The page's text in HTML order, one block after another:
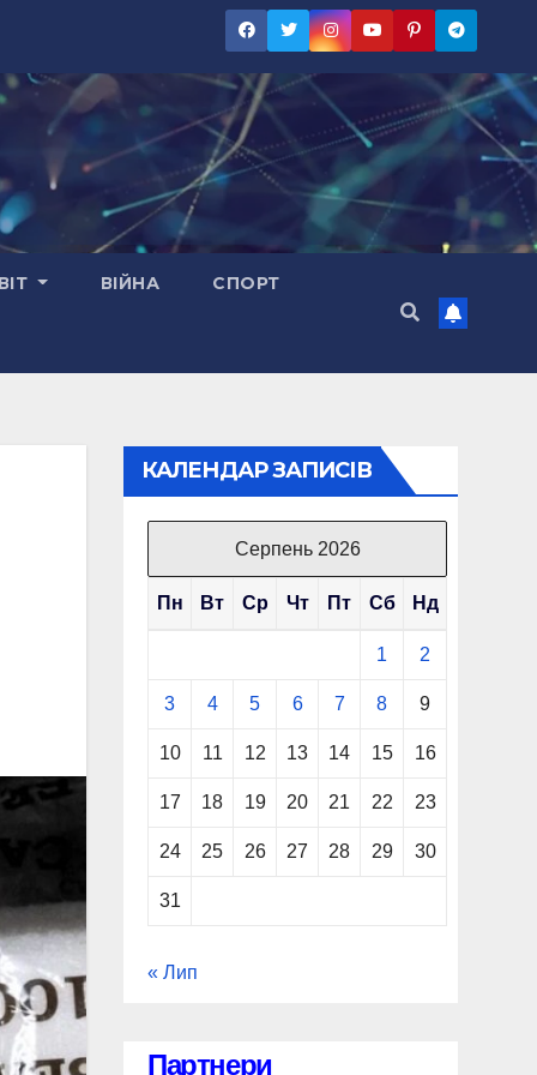
ВІЙНА СПОРТ
КАЛЕНДАР ЗАПИСІВ
Серпень 2026
Пн Вт Ср Чт Пт Сб Нд
1 2
3 4 5 6 7 8 9
10 11 12 13 14 15 16
17 18 19 20 21 22 23
24 25 26 27 28 29 30
31
« Лип
Партнери